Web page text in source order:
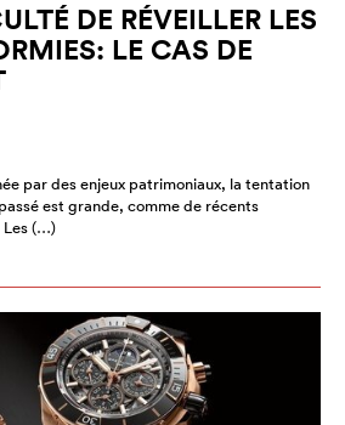
DE RÉVEILLER LES
LE CAS DE
par des enjeux patrimoniaux, la tentation
est grande, comme de récents
Les (…)